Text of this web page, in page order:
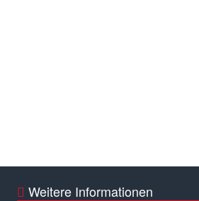
Weitere Informationen